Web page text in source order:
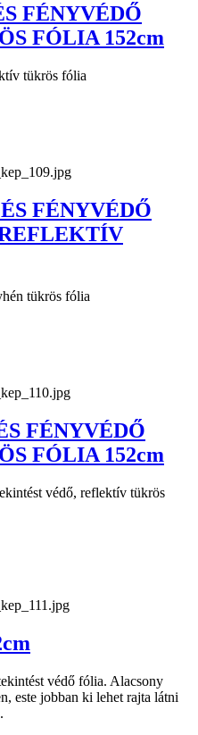
FÉNYVÉDŐ
FÓLIA 152cm
tükrös fólia
FÉNYVÉDŐ
tükrös fólia
FÉNYVÉDŐ
FÓLIA 152cm
védő, reflektív tükrös
védő fólia. Alacsony
este jobban ki lehet rajta látni